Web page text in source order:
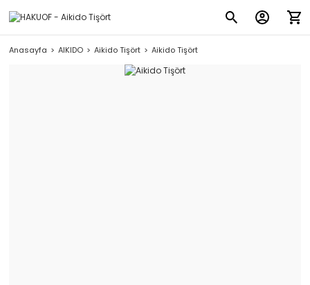
Anasayfa AIKIDO Aikido Tişört Aikido Tişört